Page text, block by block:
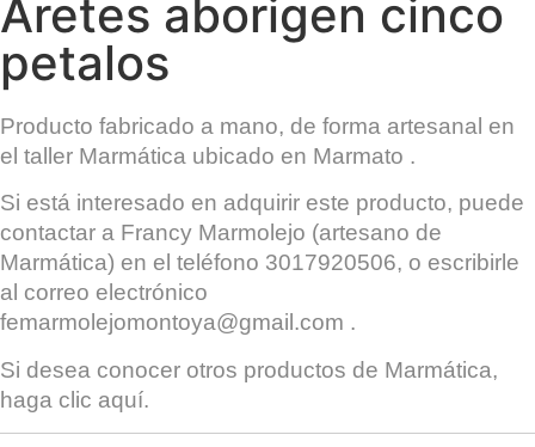
Aretes aborigen cinco
petalos
Producto fabricado a mano, de forma artesanal en
el taller Marmática ubicado en Marmato .
Si está interesado en adquirir este producto, puede
contactar a Francy Marmolejo (artesano de
Marmática) en el teléfono 3017920506, o escribirle
al correo electrónico
femarmolejomontoya@gmail.com .
Si desea conocer otros productos de Marmática,
haga clic aquí.